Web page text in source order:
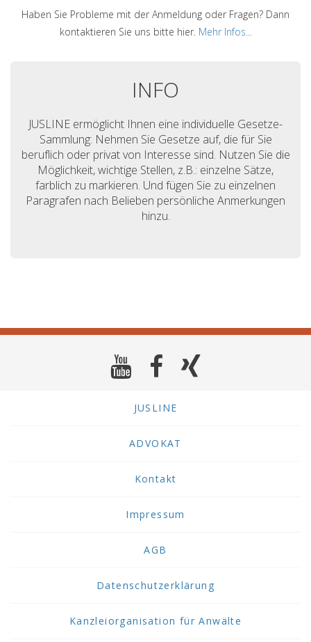
Haben Sie Probleme mit der Anmeldung oder Fragen? Dann
kontaktieren Sie uns bitte hier. Mehr Infos...
INFO
JUSLINE ermöglicht Ihnen eine individuelle Gesetze-
Sammlung: Nehmen Sie Gesetze auf, die für Sie
beruflich oder privat von Interesse sind. Nutzen Sie die
Möglichkeit, wichtige Stellen, z.B.: einzelne Sätze,
farblich zu markieren. Und fügen Sie zu einzelnen
Paragrafen nach Belieben persönliche Anmerkungen
hinzu.
JUSLINE
ADVOKAT
Kontakt
Impressum
AGB
Datenschutzerklärung
Kanzleiorganisation für Anwälte